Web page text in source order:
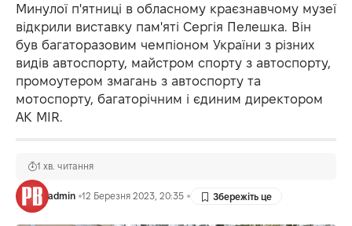
Минулої п'ятниці в обласному краєзнавчому музеї
відкрили виставку пам'яті Сергія Пелешка. Він
був багаторазовим чемпіоном України з різних
видів автоспорту, майстром спорту з автоспорту,
промоутером змагань з автоспорту та
мотоспорту, багаторічним і єдиним директором
AK MIR.
admin 12 Березня 2023, 20:35
1 хв. читання